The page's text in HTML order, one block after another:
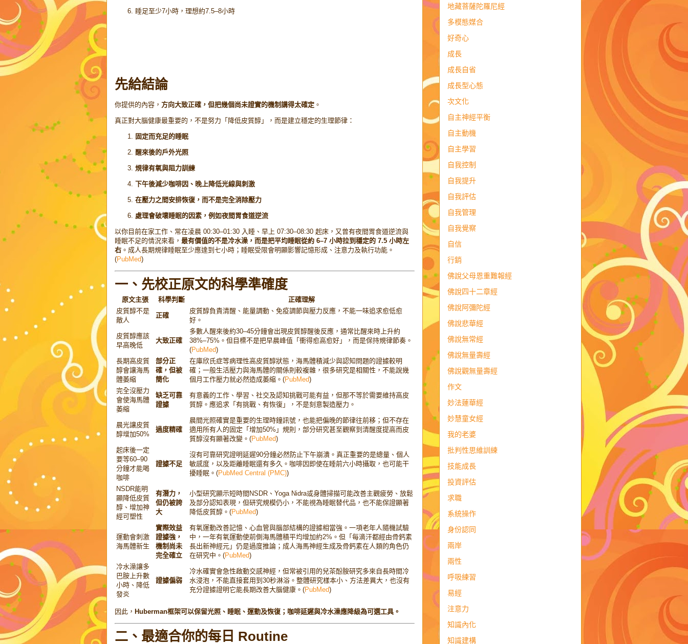
睡足至少7小時，理想約7.5–8小時
先給結論
你提供的內容， 方向大致正確，但把幾個尚未證實的機制講得太確定 。
真正對大腦健康最重要的，不是努力「降低皮質醇」，而是建立穩定的生理節律：
固定而充足的睡眠
醒來後的戶外光照
規律有氧與阻力訓練
下午後減少咖啡因、晚上降低光線與刺激
在壓力之間安排恢復，而不是完全消除壓力
處理會破壞睡眠的因素，例如夜間胃食道逆流
以你目前在家工作、常在凌晨 00:30–01:30 入睡、早上 07:30–08:30 起床，又曾有夜間胃食道逆流與
睡眠不足的情況來看， 最有價值的不是冷水澡，而是把平均睡眠從約 6–7 小時拉到穩定的 7.5 小時左
右 。成人長期規律睡眠至少應達到七小時；睡眠受限會明顯影響記憶形成、注意力及執行功能。
(PubMed)
一、先校正原文的科學準確度
原文主張 科學判斷
正確理解
皮質醇不是
敵人
正確
皮質醇負責清醒、能量調動、免疫調節與壓力反應，不能一味追求愈低愈
好。
皮質醇應該
早高晚低
大致正確
多數人醒來後約30–45分鐘會出現皮質醇醒後反應，通常比醒來時上升約
38%–75%。但目標不是把早晨峰值「衝得愈高愈好」，而是保持規律節奏。
(PubMed)
長期高皮質
醇會讓海馬
體萎縮
部分正
確，但被
簡化
在庫欣氏症等病理性高皮質醇狀態，海馬體積減少與認知問題的證據較明
確；一般生活壓力與海馬體的關係則較複雜，很多研究是相關性，不能說幾
個月工作壓力就必然造成萎縮。(PubMed)
完全沒壓力
會使海馬體
萎縮
缺乏可靠
證據
有意義的工作、學習、社交及認知挑戰可能有益，但那不等於需要維持高皮
質醇。應追求「有挑戰、有恢復」，不是刻意製造壓力。
晨光讓皮質
醇增加50%
過度精確
晨間光照確實是重要的生理時鐘訊號，也能把偏晚的節律往前移；但不存在
適用所有人的固定「增加50%」規則，部分研究甚至觀察到清醒度提高而皮
質醇沒有顯著改變。(PubMed)
起床後一定
要等60–90
分鐘才能喝
咖啡
證據不足
沒有可靠研究證明延遲90分鐘必然防止下午崩潰。真正重要的是總量、個人
敏感度，以及距離睡眠還有多久。咖啡因即使在睡前六小時攝取，也可能干
擾睡眠。(PubMed Central (PMC))
NSDR能明
顯降低皮質
醇、增加神
經可塑性
有潛力，
但仍被誇
大
小型研究顯示短時間NSDR、Yoga Nidra或身體掃描可能改善主觀疲勞、放鬆
及部分認知表現，但研究規模仍小，不能視為睡眠替代品，也不能保證顯著
降低皮質醇。(PubMed)
運動會刺激
海馬體新生
實際效益
證據強，
機制尚未
完全確立
有氧運動改善記憶、心血管與腦部結構的證據相當強。一項老年人隨機試驗
中，一年有氧運動使前側海馬體積平均增加約2%。但「每滴汗都經由骨鈣素
長出新神經元」仍是過度推論；成人海馬神經生成及骨鈣素在人類的角色仍
在研究中。(PubMed)
冷水澡讓多
巴胺上升數
小時、降低
發炎
證據偏弱
冷水確實會急性啟動交感神經，但常被引用的兒茶酚胺研究多來自長時間冷
水浸泡，不能直接套用到30秒淋浴。整體研究樣本小、方法差異大，也沒有
充分證據證明它能長期改善大腦健康。(PubMed)
因此， Huberman框架可以保留光照、睡眠、運動及恢復；咖啡延遲與冷水澡應降級為可選工具。
二、最適合你的每日 Routine
地藏菩薩陀羅尼經
多模態媒合
好奇心
成長
成長自省
成長型心態
次文化
自主神經平衡
自主動機
自主學習
自我控制
自我提升
自我評估
自我管理
自我覺察
自信
行銷
佛說父母恩重難報經
佛說四十二章經
佛說阿彌陀經
佛說悲華經
佛說無常經
佛說無量壽經
佛說觀無量壽經
作文
妙法蓮華經
妙慧童女經
我的老婆
批判性思維訓練
技能成長
投資評估
求職
系統操作
身份認同
兩岸
兩性
呼吸練習
易經
注意力
知識內化
知識建構